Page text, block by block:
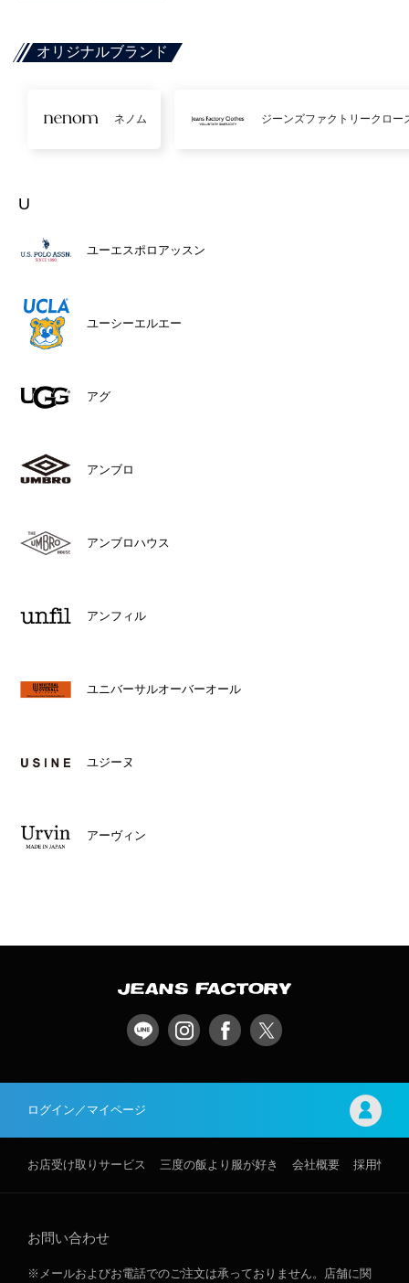
オリジナルブランド
ネノム ジーンズファクトリークロー
U
ユーエスポロアッスン
ユーシーエルエー
アグ
アンブロ
アンブロハウス
アンフィル
ユニバーサルオーバーオール
ユジーヌ
アーヴィン
ログイン／マイページ
お店受け取りサービス 三度の飯より服が好き 会社概要 採用情報
お問い合わせ
※メールおよびお電話でのご注文は承っておりません。店舗に関